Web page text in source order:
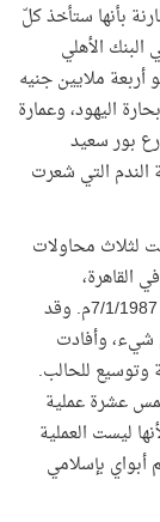
بأنها ستأخذ كلّ
الأهلي
ملايين جنيه
اليهود، وعمارة
عشر طابقًا، وهي العمارة رقم 499 شارع بور سعيد
الندم التي شعرت
لثلاث محاولات
القاهرة،
وأصابوني في كليتي اليسرى، الّتي تم استئصالها في 7/1/1987م. وقد
وأفادت
وتوسيع للحالب.
عشرة عملية
ليست العملية
أبواي بإسلامي